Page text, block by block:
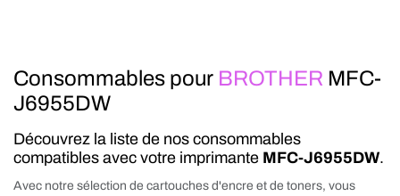
Consommables pour BROTHER MFC-
J6955DW
Découvrez la liste de nos consommables
compatibles avec votre imprimante MFC-J6955DW.
Avec notre sélection de cartouches d'encre et de toners, vous